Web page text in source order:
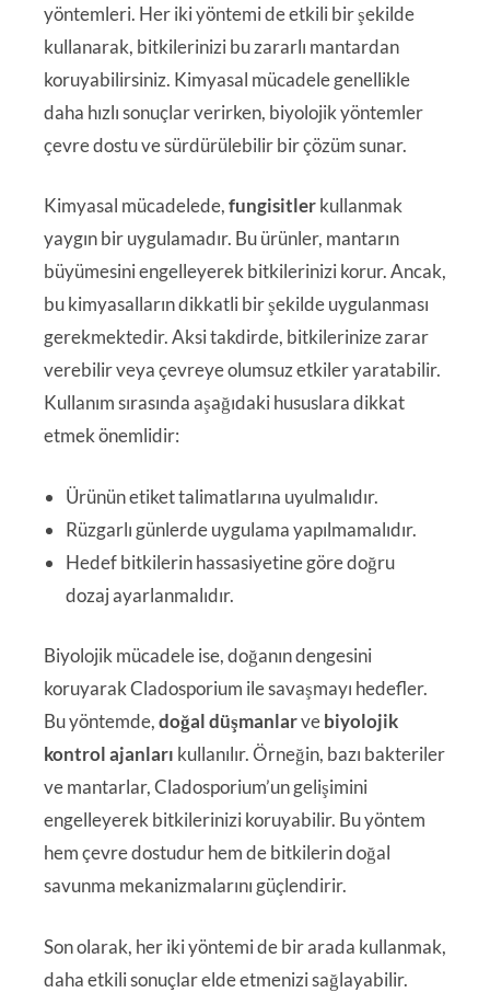
yöntemleri. Her iki yöntemi de etkili bir şekilde
kullanarak, bitkilerinizi bu zararlı mantardan
koruyabilirsiniz. Kimyasal mücadele genellikle
daha hızlı sonuçlar verirken, biyolojik yöntemler
çevre dostu ve sürdürülebilir bir çözüm sunar.
Kimyasal mücadelede,fungisitlerkullanmak
yaygın bir uygulamadır. Bu ürünler, mantarın
büyümesini engelleyerek bitkilerinizi korur. Ancak,
bu kimyasalların dikkatli bir şekilde uygulanması
gerekmektedir. Aksi takdirde, bitkilerinize zarar
verebilir veya çevreye olumsuz etkiler yaratabilir.
Kullanım sırasında aşağıdaki hususlara dikkat
etmek önemlidir:
Ürünün etiket talimatlarına uyulmalıdır.
Rüzgarlı günlerde uygulama yapılmamalıdır.
Hedef bitkilerin hassasiyetine göre doğru
dozaj ayarlanmalıdır.
Biyolojik mücadele ise, doğanın dengesini
koruyarak Cladosporium ile savaşmayı hedefler.
Bu yöntemde,doğal düşmanlarvebiyolojik
kontrol ajanları kullanılır. Örneğin, bazı bakteriler
ve mantarlar, Cladosporium’un gelişimini
engelleyerek bitkilerinizi koruyabilir. Bu yöntem
hem çevre dostudur hem de bitkilerin doğal
savunma mekanizmalarını güçlendirir.
Son olarak, her iki yöntemi de bir arada kullanmak,
daha etkili sonuçlar elde etmenizi sağlayabilir.